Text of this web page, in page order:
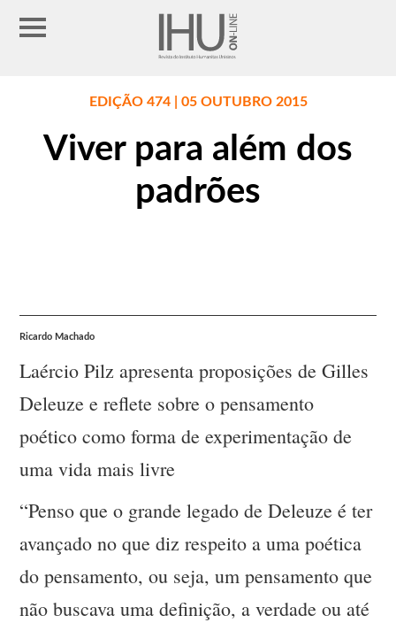
EDIÇÃO 474 | 05 OUTUBRO 2015
Viver para além dos
padrões
Ricardo Machado
Laércio Pilz apresenta proposições de Gilles
Deleuze e reflete sobre o pensamento
poético como forma de experimentação de
uma vida mais livre
“Penso que o grande legado de Deleuze é ter
avançado no que diz respeito a uma poética
do pensamento, ou seja, um pensamento que
não buscava uma definição, a verdade ou até